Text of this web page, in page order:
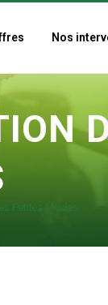
Nos
Petites Moules